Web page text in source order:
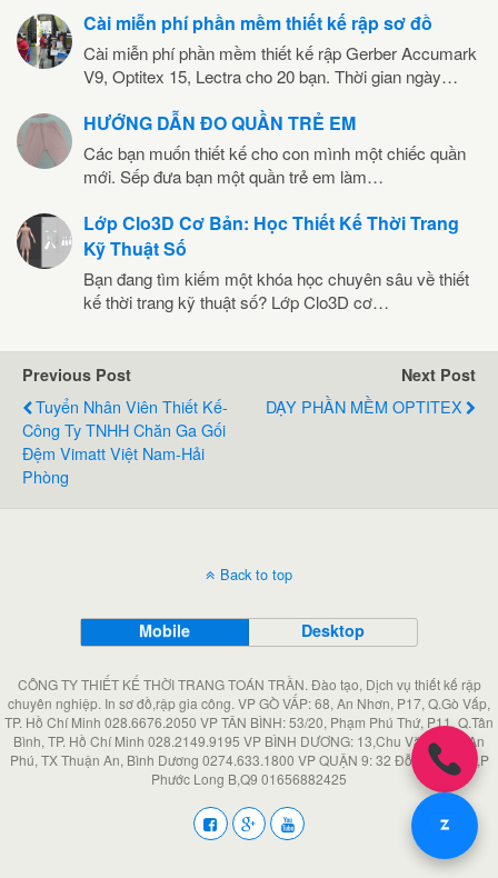
Cài miễn phí phần mềm thiết kế rập sơ đồ
Cài miễn phí phần mềm thiết kế rập Gerber Accumark
V9, Optitex 15, Lectra cho 20 bạn. Thời gian ngày…
HƯỚNG DẪN ĐO QUẦN TRẺ EM
Các bạn muốn thiết kế cho con mình một chiếc quần
mới. Sếp đưa bạn một quần trẻ em làm…
Lớp Clo3D Cơ Bản: Học Thiết Kế Thời Trang
Kỹ Thuật Số
Bạn đang tìm kiếm một khóa học chuyên sâu về thiết
kế thời trang kỹ thuật số? Lớp Clo3D cơ…
Previous Post
Tuyển Nhân Viên Thiết Kế-
Công Ty TNHH Chăn Ga Gối
Đệm Vimatt Việt Nam-Hải
Phòng
Next Post
DẠY PHẦN MỀM OPTITEX
Back to top
Mobile Desktop
CÔNG TY THIẾT KẾ THỜI TRANG TOÁN TRẦN. Đào tạo, Dịch vụ thiết kế rập
chuyên nghiệp. In sơ đồ,rập gia công. VP GÒ VẤP: 68, An Nhơn, P17, Q.Gò Vấp,
TP. Hồ Chí Minh 028.6676.2050 VP TÂN BÌNH: 53/20, Phạm Phú Thứ, P11, Q.Tân
Bình, TP. Hồ Chí Minh 028.2149.9195 VP BÌNH DƯƠNG: 13,Chu Văn An, P An
Phú, TX Thuận An, Bình Dương 0274.633.1800 VP QUẬN 9: 32 Đỗ Xuân Hợp,P
Phước Long B,Q9 01656882425